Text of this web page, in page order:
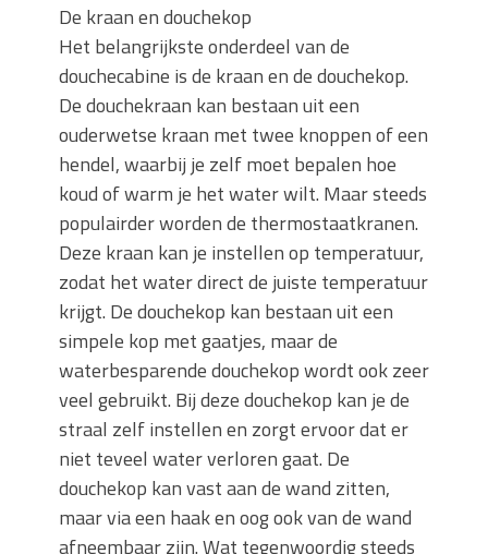
De kraan en douchekop
Het belangrijkste onderdeel van de
douchecabine is de kraan en de douchekop.
De douchekraan kan bestaan uit een
ouderwetse kraan met twee knoppen of een
hendel, waarbij je zelf moet bepalen hoe
koud of warm je het water wilt. Maar steeds
populairder worden de thermostaatkranen.
Deze kraan kan je instellen op temperatuur,
zodat het water direct de juiste temperatuur
krijgt. De douchekop kan bestaan uit een
simpele kop met gaatjes, maar de
waterbesparende douchekop wordt ook zeer
veel gebruikt. Bij deze douchekop kan je de
straal zelf instellen en zorgt ervoor dat er
niet teveel water verloren gaat. De
douchekop kan vast aan de wand zitten,
maar via een haak en oog ook van de wand
afneembaar zijn. Wat tegenwoordig steeds